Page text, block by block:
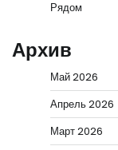
Рядом
Архив
Май 2026
Апрель 2026
Март 2026